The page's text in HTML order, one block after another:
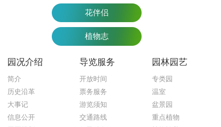
花伴侣
植物志
园况介绍
简介
历史沿革
大事记
信息公开
导览服务
开放时间
票务服务
游览须知
交通路线
园林园艺
专类园
温室
盆景园
重点植物